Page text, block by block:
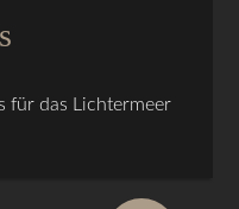
für das Lichtermeer